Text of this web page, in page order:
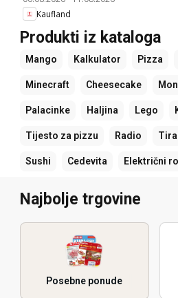
Kaufland
Produkti iz kataloga
Mango Kalkulator Pizza
Minecraft Cheesecake
Palacinke Haljina Lego
Tijesto za pizzu Radio
Sushi Cedevita Električni
Najbolje trgovine
Posebne ponude